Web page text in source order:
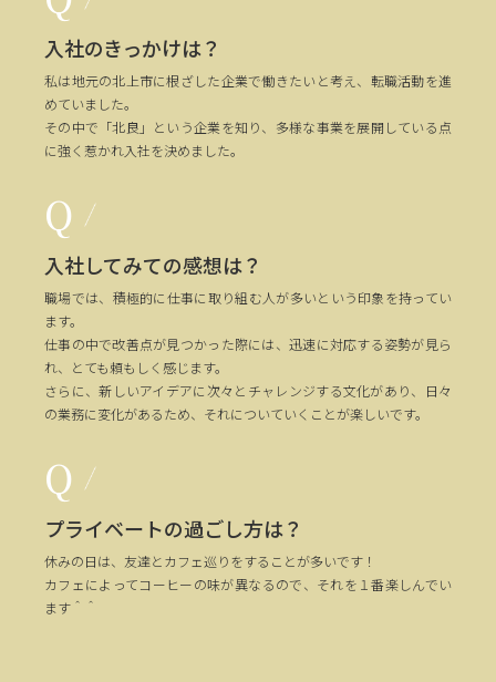
入社のきっかけは？
私は地元の北上市に根ざした企業で働きたいと考え、転職活動を進
めていました。
その中で「北良」という企業を知り、多様な事業を展開している点
に強く惹かれ入社を決めました。
入社してみての感想は？
職場では、積極的に仕事に取り組む人が多いという印象を持ってい
ます。
仕事の中で改善点が見つかった際には、迅速に対応する姿勢が見ら
れ、とても頼もしく感じます。
さらに、新しいアイデアに次々とチャレンジする文化があり、日々
の業務に変化があるため、それについていくことが楽しいです。
プライベートの過ごし方は？
休みの日は、友達とカフェ巡りをすることが多いです！
カフェによってコーヒーの味が異なるので、それを１番楽しんでい
ます＾＾